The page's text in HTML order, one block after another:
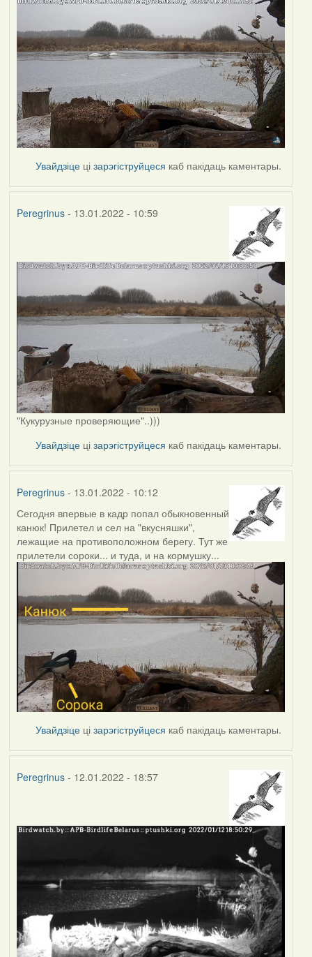
Увайдзіце цізарэгіструйцеся каб пакідаць каментары.
Peregrinus- 13.01.2022 - 10:59
"Кукурузные проверяющие"..)))
Увайдзіце цізарэгіструйцеся каб пакідаць каментары.
Peregrinus- 13.01.2022 - 10:12
Сегодня впервые в кадр попал обыкновенный
канюк! Прилетел и сел на "вкусняшки",
лежащие на противоположном берегу. Тут же
прилетели сороки... и туда, и на кормушку...
Увайдзіце цізарэгіструйцеся каб пакідаць каментары.
Peregrinus- 12.01.2022 - 18:57